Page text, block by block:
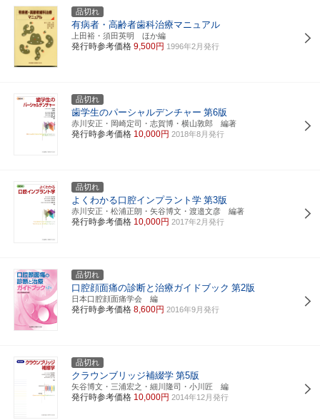
品切れ
有病者・高齢者歯科治療マニュアル
上田裕・須田英明 ほか編
発行時参考価格 9,500円 1996年2月発行
品切れ
歯学生のパーシャルデンチャー 第6版
赤川安正・岡崎定司・志賀博・横山敦郎 編著
発行時参考価格 10,000円 2018年8月発行
品切れ
よくわかる口腔インプラント学 第3版
赤川安正・松浦正朗・矢谷博文・渡邉文彦 編著
発行時参考価格 10,000円 2017年2月発行
品切れ
口腔顔面痛の診断と治療ガイドブック 第2版
日本口腔顔面痛学会 編
発行時参考価格 8,600円 2016年9月発行
品切れ
クラウンブリッジ補綴学 第5版
矢谷博文・三浦宏之・細川隆司・小川匠 編
発行時参考価格 10,000円 2014年12月発行